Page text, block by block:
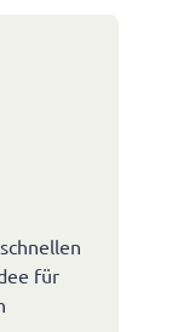
für